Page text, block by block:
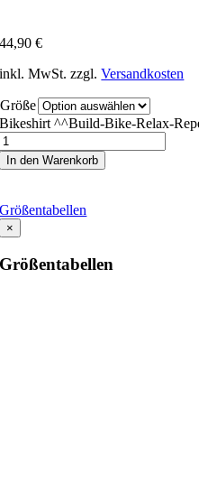
44,90€
inkl. MwSt. zzgl.Versandkosten
Größe
Bikeshirt ^^Build-Bike-Relax-
In den Warenkorb
Größentabellen
×
Größentabellen